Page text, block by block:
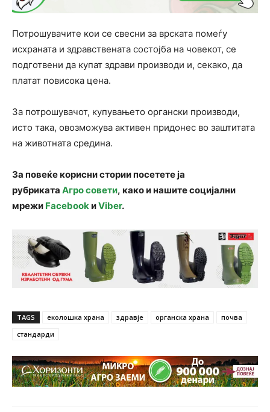
Потрошувачите кои се свесни за врската помеѓу
исхраната и здравствената состојба на човекот, се
подготвени да купат здрави производи и, секако, да
платат повисока цена.
За потрошувачот, купувањето органски производи,
исто така, овозможува активен придонес во заштитата
на животната средина.
За повеќе корисни стории посетете ја
рубриката Агро совети, како и нашите социјални
мрежи FacebookиViber.
TAGS еколошка храна здравје органска храна
почва
стандарди